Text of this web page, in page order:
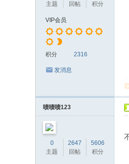
主题
回帖
积分
VIP会员
积分 2316
发消息
啧啧啧123
0
主题
2647
回帖
5606
积分